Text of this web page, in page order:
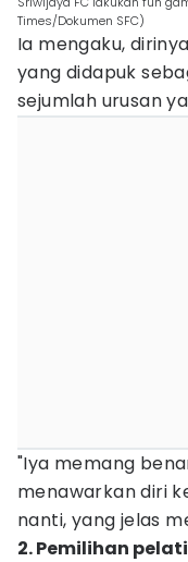
Times/Dokumen SFC)
Ia mengaku,
yang didapuk
sejumlah urusan
"Iya memang
menawarkan diri
nanti, yang jelas
2. Pemilihan